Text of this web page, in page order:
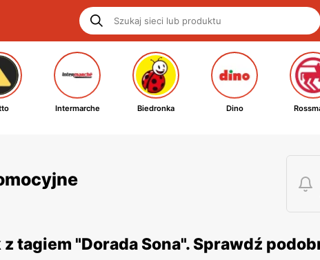
Intermarche Biedronka Dino
tagiem "Dorada Sona". Sprawdź